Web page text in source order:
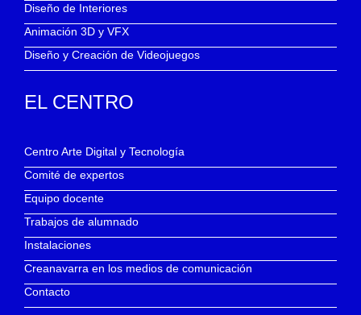
Diseño de Interiores
Animación 3D y VFX
Diseño y Creación de Videojuegos
EL CENTRO
Centro Arte Digital y Tecnología
Comité de expertos
Equipo docente
Trabajos de alumnado
Instalaciones
Creanavarra en los medios de comunicación
Contacto